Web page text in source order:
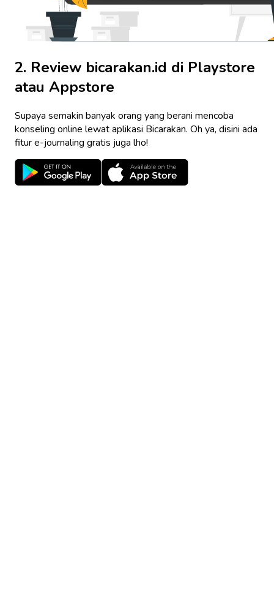
2. Review bicarakan.id di Playstore
atau Appstore
Supaya semakin banyak orang yang berani mencoba
konseling online lewat aplikasi Bicarakan. Oh ya, disini ada
fitur e-journaling gratis juga lho!